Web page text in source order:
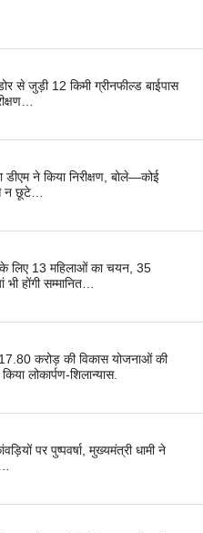
से जुड़ी 12 किमी ग्रीनफील्ड बाईपास
ने किया निरीक्षण, बोले—कोई
न छूटे…
के लिए 13 महिलाओं का चयन, 35
भी होंगी सम्मानित…
17.80 करोड़ की विकास योजनाओं की
लोकार्पण-शिलान्यास.
पर पुष्पवर्षा, मुख्यमंत्री धामी ने